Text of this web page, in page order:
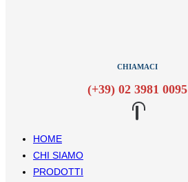
CHIAMACI
(+39) 02 3981 0095
HOME
CHI SIAMO
PRODOTTI